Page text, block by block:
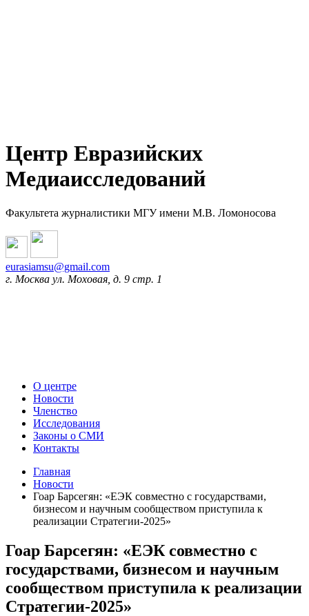
Центр Евразийских
Медиаисследований
Факультета журналистики МГУ имени М.В. Ломоносова
eurasiamsu@gmail.com
г. Москва ул. Моховая, д. 9 стр. 1
О центре
Новости
Членство
Исследования
Законы о СМИ
Контакты
Главная
Новости
Гоар Барсегян: «ЕЭК совместно с государствами,
бизнесом и научным сообществом приступила к
реализации Стратегии-2025»
Гоар Барсегян: «ЕЭК совместно с
государствами, бизнесом и научным
сообществом приступила к реализации
Стратегии-2025»